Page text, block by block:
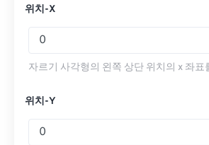
위치-X
자르기 사각형의 왼쪽 상단 위치의 x 좌표
위치-Y